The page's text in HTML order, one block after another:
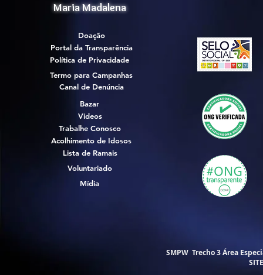
Maria Madalena
Doação
Portal da Transparência
Política de Privacidade
Termo para Campanhas
Canal de Denúncia
Bazar
Videos
Trabalhe Conosco
Acolhimento de Idosos
Lista de Ramais
Voluntariado
Mídia
SMPW Trecho 3 Área